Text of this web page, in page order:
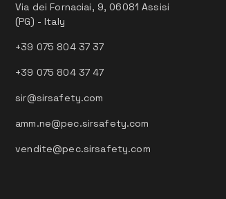
Via dei Fornaciai, 9, 06081 Assisi
(PG) - Italy
+39 075 804 37 37
+39 075 804 37 47
sir@sirsafety.com
amm.ne@pec.sirsafety.com
vendite@pec.sirsafety.com